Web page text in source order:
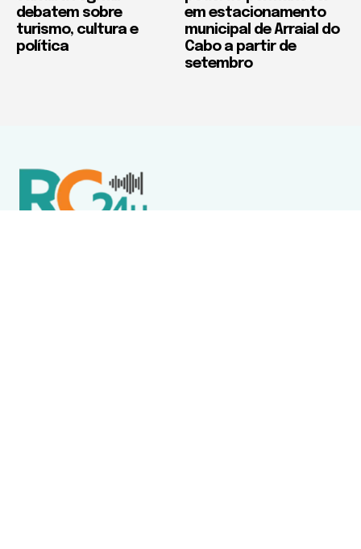
debatem sobre
turismo, cultura e
política
em estacionamento
municipal de Arraial do
Cabo a partir de
setembro